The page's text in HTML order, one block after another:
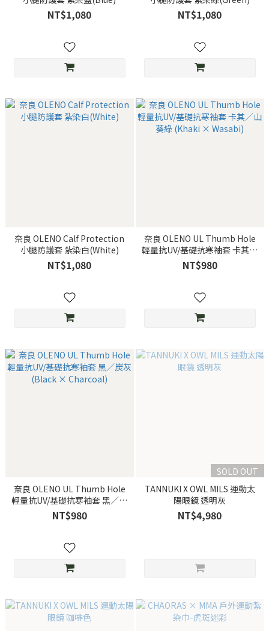
NT$1,080 NT$1,080
奈良 OLENO Calf Protection
小腿防護套 紮染白(White)
NT$1,080
奈良 OLENO UL Thumb Hole
輕量抗UV/基礎抗寒袖套 卡其／
山葵綠 (Khaki × Wasabi)
NT$980
奈良 OLENO UL Thumb Hole
輕量抗UV/基礎抗寒袖套 黑／炭
灰 (Black × Charcoal)
NT$980
SOLD OUT
TANNUKI X OWL MILS 運動太
陽眼鏡 透明灰
NT$4,980